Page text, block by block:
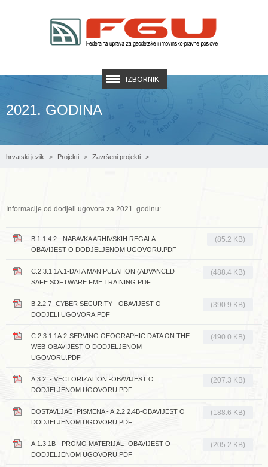
IZBORNIK
2021. GODINA
hrvatski jezik Projekti Završeni projekti
Informacije od dodjeli ugovora za 2021. godinu:
B.1.1.4.2. -NABAVKA ARHIVSKIH REGALA -
OBAVIJEST O DODJELJENOM UGOVORU.PDF
(85.2 KB)
C.2.3.1.1A.1-DATA MANIPULATION (ADVANCED
SAFE SOFTWARE FME TRAINING.PDF
(488.4 KB)
B.2.2.7 -CYBER SECURITY - OBAVIJEST O
DODJELI UGOVORA.PDF
(390.9 KB)
C.2.3.1.1A.2-SERVING GEOGRAPHIC DATA ON THE
WEB-OBAVIJEST O DODJELJENOM
UGOVORU.PDF
(490.0 KB)
A.3.2. - VECTORIZATION -OBAVIJEST O
DODJELJENOM UGOVORU.PDF
(207.3 KB)
DOSTAVLJACI PISMENA - A.2.2.2.4B-OBAVIJEST O
DODJELJENOM UGOVORU.PDF
(188.6 KB)
A.1.3.1B - PROMO MATERIJAL -OBAVIJEST O
DODJELJENOM UGOVORU.PDF
(205.2 KB)